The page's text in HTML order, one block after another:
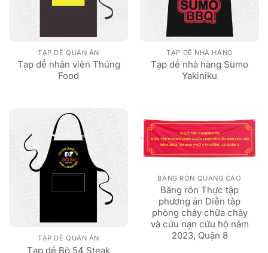
TẠP DỀ QUÁN ĂN
Tạp dề nhân viên Thúng
Food
TẠP DỀ NHÀ HÀNG
Tạp dề nhà hàng Sumo
Yakiniku
TẠP DỀ QUÁN ĂN
Tạp dề Bò 54 Steak
BĂNG RÔN QUẢNG CÁO
Băng rôn Thực tập
phương án Diễn tập
phòng cháy chữa cháy
và cứu nạn cứu hộ năm
2023, Quận 8